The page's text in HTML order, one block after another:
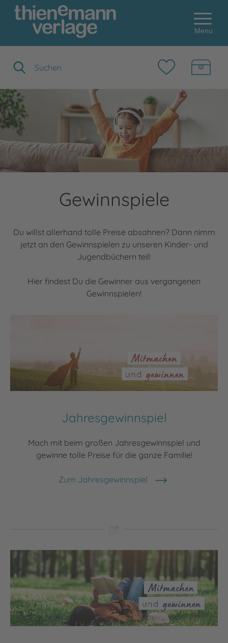
Menu
Gewinnspiele
Du willst allerhand tolle Preise absahnen? Dann nimm
jetzt an den Gewinnspielen zu unseren Kinder- und
Jugendbüchern teil!
Hier findest Du die Gewinner aus vergangenen
Gewinnspielen!
Jahresgewinnspiel
Mach mit beim großen Jahresgewinnspiel und
gewinne tolle Preise für die ganze Familie!
Zum Jahresgewinnspiel